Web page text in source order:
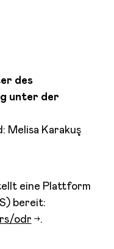
des
unter der
Melisa Karakuş
eine Plattform
bereit:
odr
.